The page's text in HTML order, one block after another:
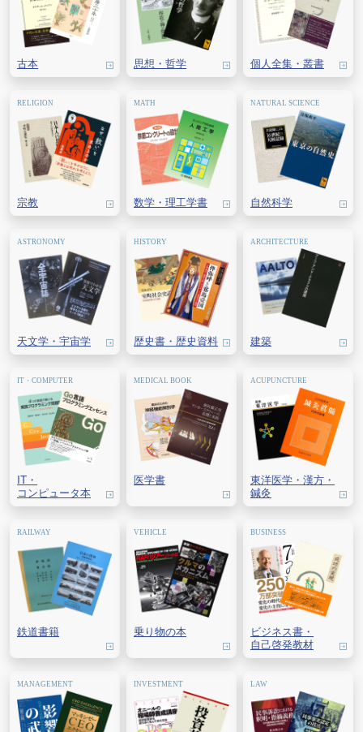
古本 思想・ 哲学 個人全集・ 叢書
宗教 数学・ 理工学書 自然科学
天文学・ 宇宙学 歴史書・ 歴史資料 建築
IT・
コンピュータ本
医学書 東洋医学・ 漢方・
鍼灸
鉄道書籍 乗り物の本
ビジネス書・
自己啓発教材